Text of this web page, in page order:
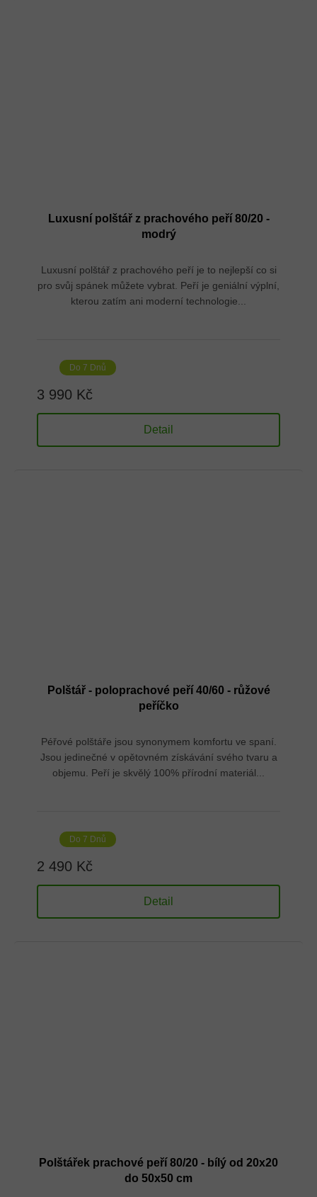
Luxusní polštář z prachového peří 80/20 -
modrý
Luxusní polštář z prachového peří je to nejlepší co si
pro svůj spánek můžete vybrat. Peří je geniální výplní,
kterou zatím ani moderní technologie...
Do 7 Dnů
3 990 Kč
Detail
Polštář - poloprachové peří 40/60 - růžové
peříčko
Péřové polštáře jsou synonymem komfortu ve spaní.
Jsou jedinečné v opětovném získávání svého tvaru a
objemu. Peří je skvělý 100% přírodní materiál...
Do 7 Dnů
2 490 Kč
Detail
Polštářek prachové peří 80/20 - bílý od 20x20
do 50x50 cm